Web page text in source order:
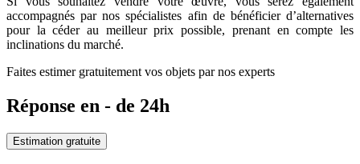
accompagnés par nos spécialistes afin de bénéficier d’alternatives
pour la céder au meilleur prix possible, prenant en compte les
inclinations du marché.
Faites estimer gratuitement vos objets par nos experts
Réponse en - de 24h
Estimation gratuite